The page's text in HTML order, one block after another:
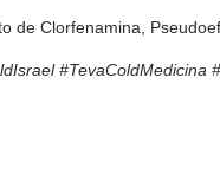
de Clorfenamina,
#TevaColdMedicina